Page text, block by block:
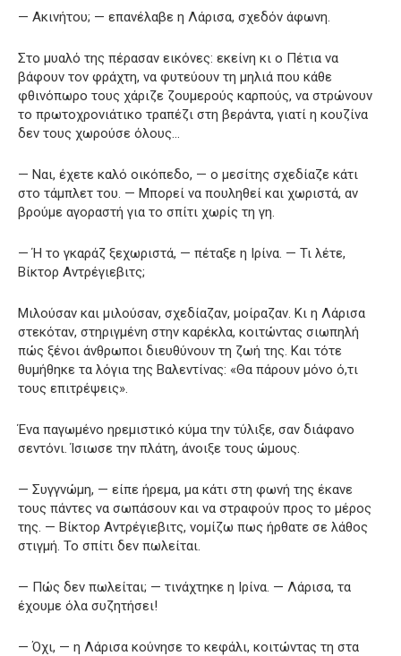
— Ακινήτου; — επανέλαβε η Λάρισα, σχεδόν άφωνη.
Στο μυαλό της πέρασαν εικόνες: εκείνη κι ο Πέτια να
βάφουν τον φράχτη, να φυτεύουν τη μηλιά που κάθε
φθινόπωρο τους χάριζε ζουμερούς καρπούς, να στρώνουν
το πρωτοχρονιάτικο τραπέζι στη βεράντα, γιατί η κουζίνα
δεν τους χωρούσε όλους…
— Ναι, έχετε καλό οικόπεδο, — ο μεσίτης σχεδίαζε κάτι
στο τάμπλετ του. — Μπορεί να πουληθεί και χωριστά, αν
βρούμε αγοραστή για το σπίτι χωρίς τη γη.
— Ή το γκαράζ ξεχωριστά, — πέταξε η Ιρίνα. — Τι λέτε,
Βίκτορ Αντρέγιεβιτς;
Μιλούσαν και μιλούσαν, σχεδίαζαν, μοίραζαν. Κι η Λάρισα
στεκόταν, στηριγμένη στην καρέκλα, κοιτώντας σιωπηλή
πώς ξένοι άνθρωποι διευθύνουν τη ζωή της. Και τότε
θυμήθηκε τα λόγια της Βαλεντίνας: «Θα πάρουν μόνο ό,τι
τους επιτρέψεις».
Ένα παγωμένο ηρεμιστικό κύμα την τύλιξε, σαν διάφανο
σεντόνι. Ίσιωσε την πλάτη, άνοιξε τους ώμους.
— Συγγνώμη, — είπε ήρεμα, μα κάτι στη φωνή της έκανε
τους πάντες να σωπάσουν και να στραφούν προς το μέρος
της. — Βίκτορ Αντρέγιεβιτς, νομίζω πως ήρθατε σε λάθος
στιγμή. Το σπίτι δεν πωλείται.
— Πώς δεν πωλείται; — τινάχτηκε η Ιρίνα. — Λάρισα, τα
έχουμε όλα συζητήσει!
— Όχι, — η Λάρισα κούνησε το κεφάλι, κοιτώντας τη στα